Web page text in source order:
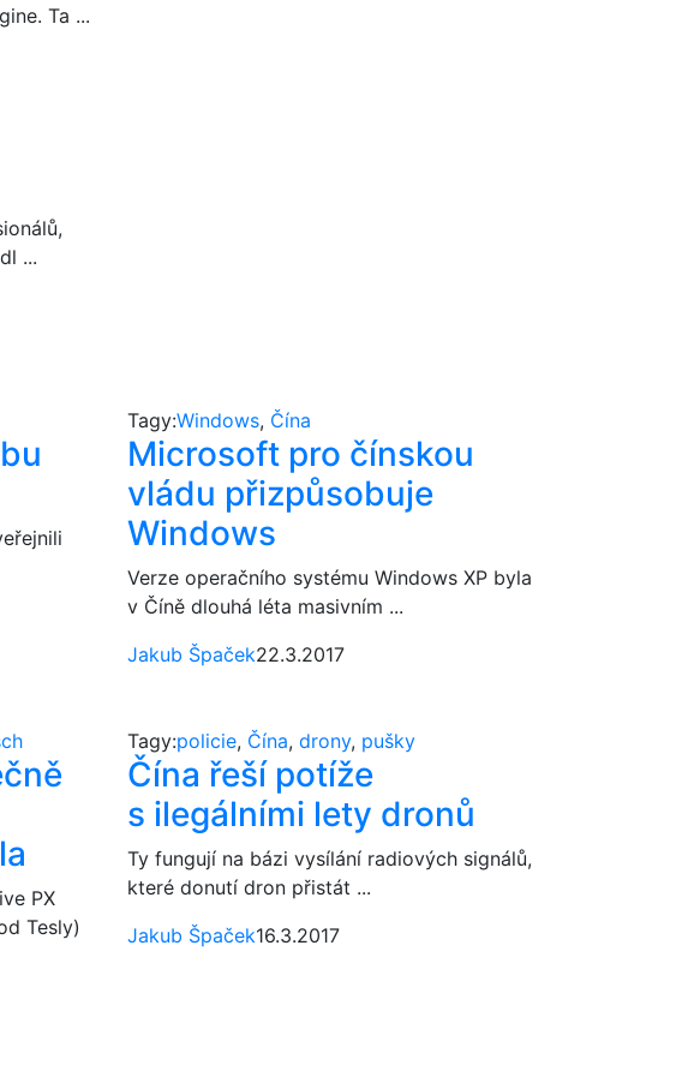
Ta ...
...
Tagy:Windows, Čína
Microsoft pro čínskou
vládu přizpůsobuje
Windows
Verze operačního systému Windows XP byla
v Číně dlouhá léta masivním ...
Jakub Špaček22.3.2017
PX
Tesly)
Tagy:policie, Čína, drony, pušky
Čína řeší potíže
s ilegálními lety dronů
Ty fungují na bázi vysílání radiových signálů,
které donutí dron přistát ...
Jakub Špaček16.3.2017